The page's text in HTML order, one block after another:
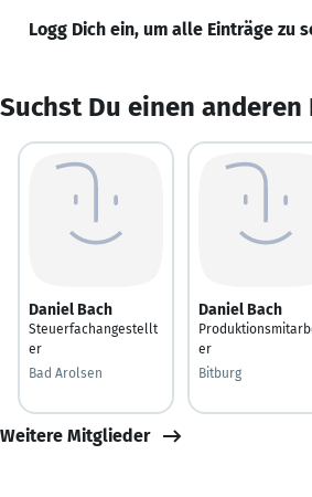
Logg Dich ein, um alle Einträge zu
Suchst Du einen anderen
Daniel Bach
Steuerfachangestellt
er
Bad Arolsen
Daniel Bach
er
Bitburg
Weitere Mitglieder